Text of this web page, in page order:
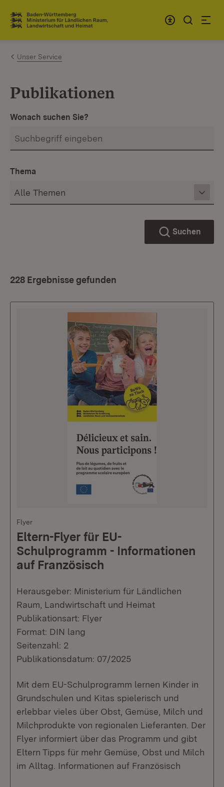
Zum Inhalt springen
Link zur Startseite
Unser Service
Publikationen
Wonach suchen Sie?
Thema
Suchen
228 Ergebnisse gefunden
Flyer
Eltern-Flyer für EU-
Schulprogramm - Informationen
auf Französisch
Herausgeber: Ministerium für Ländlichen
Raum, Landwirtschaft und Heimat
Publikationsart: Flyer
Format: DIN lang
Seitenzahl: 2
Publikationsdatum: 07/2025
Mit dem EU-Schulprogramm lernen Kinder in
Grundschulen und Kitas spielerisch und
erlebbar vieles über Obst, Gemüse, Milch und
Milchprodukte von regionalen Lieferanten. Der
Flyer informiert über das Programm und gibt
Eltern Tipps für mehr Gemüse, Obst und Milch
im Alltag. Informationen auf Französisch